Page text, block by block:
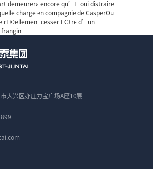
demeurera encore qu’Г oui distraire
charge en compagnie de CasperOu
rГ©ellement cesser ГЄtre d’un
frangin
大兴区亦庄力宝广场A座10层